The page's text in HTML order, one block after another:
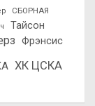
СБОРНАЯ
Тайсон
Фрэнсис
ХК ЦСКА